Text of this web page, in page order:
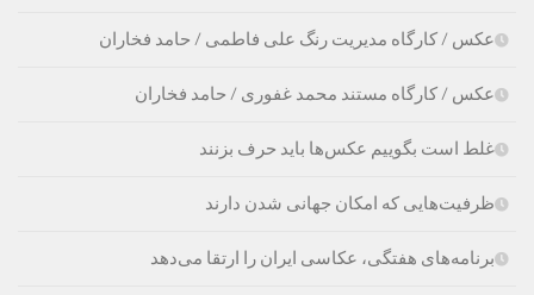
عکس / کارگاه مدیریت رنگ علی فاطمی / حامد فخاران
عکس / کارگاه مستند محمد غفوری / حامد فخاران
غلط است بگوییم عکس‌ها باید حرف بزنند
ظرفیت‌هایی که امکان جهانی شدن دارند
برنامه‌های هفتگی، عکاسی ایران را ارتقا می‌دهد